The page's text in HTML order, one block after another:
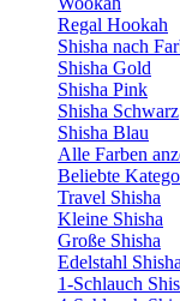
Regal Hookah
Shisha nach
Shisha Gold
Shisha Pink
Shisha Schwarz
Shisha Blau
Alle Farben
Beliebte
Travel Shisha
Kleine Shisha
Große Shisha
Edelstahl Shisha
1-Schlauch